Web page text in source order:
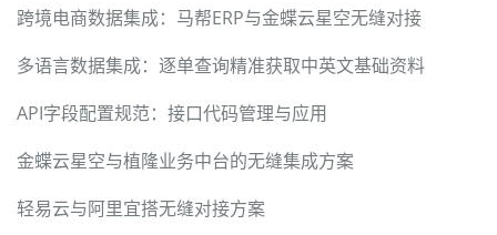
跨境电商数据集成：马帮ERP与金蝶云星空无缝对接
多语言数据集成：逐单查询精准获取中英文基础资料
API字段配置规范：接口代码管理与应用
金蝶云星空与植隆业务中台的无缝集成方案
轻易云与阿里宜搭无缝对接方案